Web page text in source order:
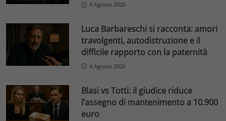
4 Agosto 2026
Luca Barbareschi si racconta: amori
travolgenti, autodistruzione e il
difficile rapporto con la paternità
4 Agosto 2026
Blasi vs Totti: il giudice riduce
l’assegno di mantenimento a 10.900
euro